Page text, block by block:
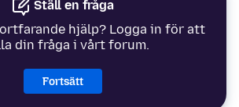
Ställ en fråga
hjälp? Logga in för att
din fråga i vårt forum.
Fortsätt